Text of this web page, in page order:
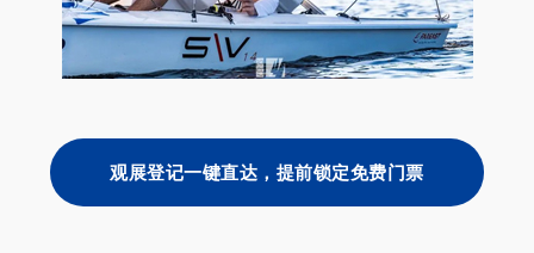
观展登记一键直达，提前锁定免费门票